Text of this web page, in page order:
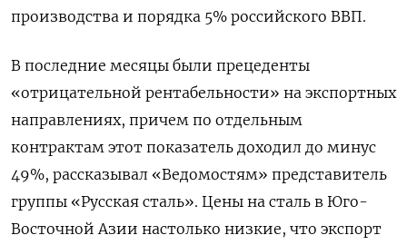
производства и порядка 5% российского ВВП.
В последние месяцы были прецеденты
«отрицательной рентабельности» на экспортных
направлениях, причем по отдельным
контрактам этот показатель доходил до минус
49%, рассказывал «Ведомостям» представитель
группы «Русская сталь». Цены на сталь в Юго-
Восточной Азии настолько низкие, что экспорт